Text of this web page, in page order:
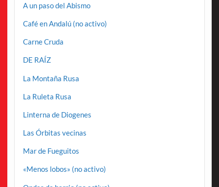
A un paso del Abismo
Café en Andalú (no activo)
Carne Cruda
DE RAÍZ
La Montaña Rusa
La Ruleta Rusa
Linterna de Diogenes
Las Órbitas vecinas
Mar de Fueguitos
«Menos lobos» (no activo)